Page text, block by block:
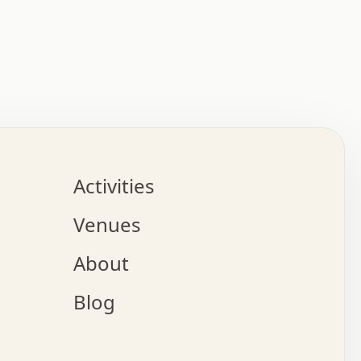
.   .   .   .   .   .   .   .   x   .   .   .   .
o   .   .   .   .   .   .   .   .   x   .   .   .
.   .   .   :   .   .   .   x   .   .   .   :   .
.   .   .   +   .   .   .   .   .   .   .   .   x
.   .   x   .   .   .   .   .   .   :   .   .   .
.   .   .   .   .   +   .   .   .   .   x   .   .
.   .   .   .   x   .   .   o   .   .   .   .   .
.   .   .   .   .   .   .   .   .   .   .   .   .
x   .   .   .   .   .   +   .   .   x   .   .   .
.   .   .   .   +   o   .   .   .   .   .   x   .
Activities
Venues
About
Blog